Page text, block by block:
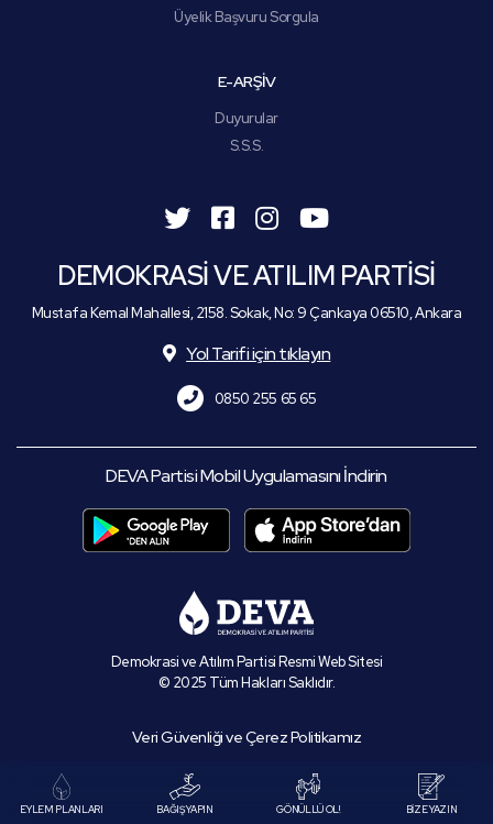
EYLEM PLANLARI BAĞIŞ YAPIN GÖNÜLLÜ OL! BİZE YAZIN
Üyelik Başvuru Sorgula
E-ARŞİV
Duyurular
S.S.S.
DEMOKRASİ VE ATILIM PARTİSİ
Mustafa Kemal Mahallesi, 2158. Sokak, No: 9 Çankaya 06510, Ankara
Yol Tarifi için tıklayın
0850 255 65 65
DEVA Partisi Mobil Uygulamasını İndirin
Demokrasi ve Atılım Partisi Resmi Web Sitesi
© 2025 Tüm Hakları Saklıdır.
Veri Güvenliği ve Çerez Politikamız